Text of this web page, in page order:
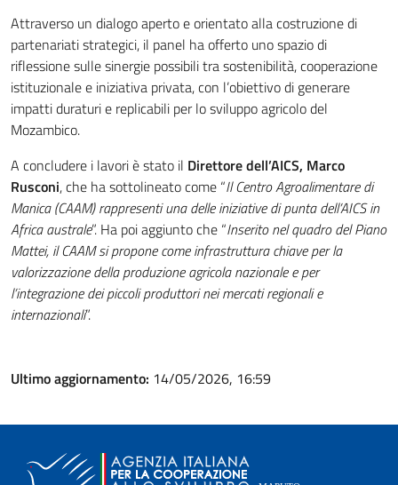
Attraverso un dialogo aperto e orientato alla costruzione di
partenariati strategici, il panel ha offerto uno spazio di
riflessione sulle sinergie possibili tra sostenibilità, cooperazione
istituzionale e iniziativa privata, con l’obiettivo di generare
impatti duraturi e replicabili per lo sviluppo agricolo del
Mozambico.
A concludere i lavori è stato il Direttore dell’AICS, Marco
Rusconi, che ha sottolineato come “Il Centro Agroalimentare di
Manica (CAAM) rappresenti una delle iniziative di punta dell’AICS in
Africa australe”. Ha poi aggiunto che “Inserito nel quadro del Piano
Mattei, il CAAM si propone come infrastruttura chiave per la
valorizzazione della produzione agricola nazionale e per
l’integrazione dei piccoli produttori nei mercati regionali e
internazionali”.
Ultimo aggiornamento: 14/05/2026, 16:59